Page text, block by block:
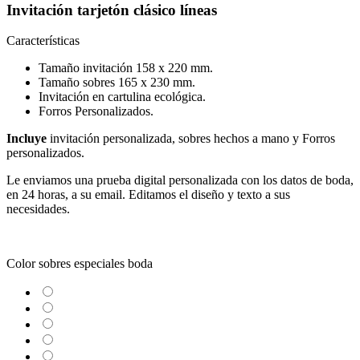
Invitación tarjetón clásico líneas
Características
Tamaño invitación 158 x 220 mm.
Tamaño sobres 165 x 230 mm.
Invitación en cartulina ecológica.
Forros Personalizados.
Incluye invitación personalizada, sobres hechos a mano y Forros
personalizados.
Le enviamos una prueba digital personalizada con los datos de boda,
en 24 horas, a su email. Editamos el diseño y texto a sus
necesidades.
Color sobres especiales boda